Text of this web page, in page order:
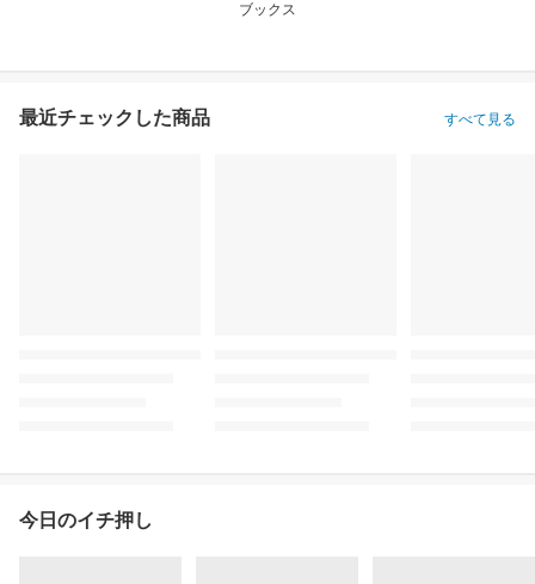
ブックス
最近チェックした商品 すべて見る
今日のイチ押し